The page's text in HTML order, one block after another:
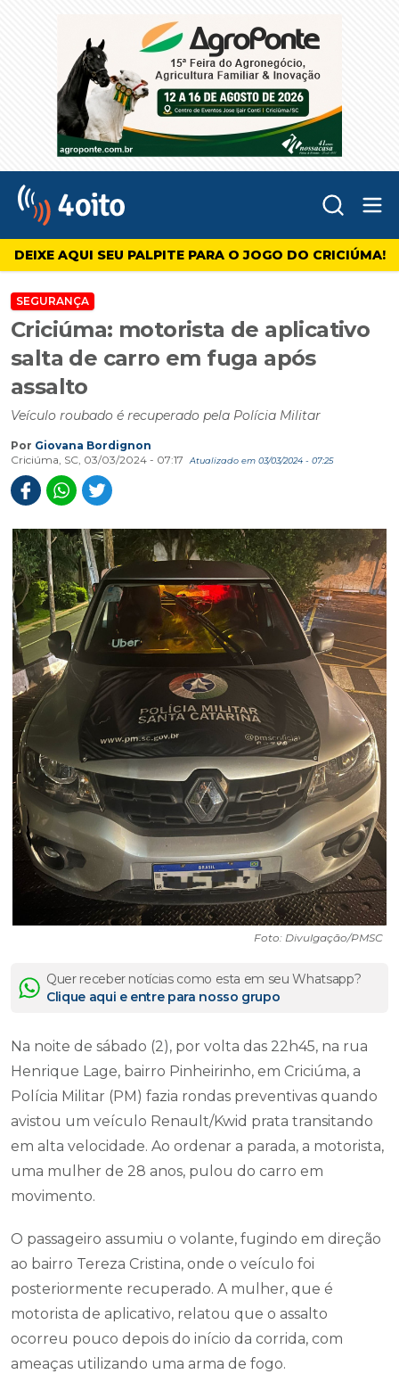
4oito
DEIXE AQUI SEU PALPITE PARA O JOGO DO CRICIÚMA!
SEGURANÇA
Criciúma: motorista de aplicativo
salta de carro em fuga após
assalto
Veículo roubado é recuperado pela Polícia Militar
Por Giovana Bordignon
Criciúma, SC, 03/03/2024 - 07:17
Atualizado em 03/03/2024 - 07:25
Foto: Divulgação/PMSC
Quer receber notícias como esta em seu Whatsapp?
Clique aqui e entre para nosso grupo
Na noite de sábado (2), por volta das 22h45, na rua
Henrique Lage, bairro Pinheirinho, em Criciúma, a
Polícia Militar (PM) fazia rondas preventivas quando
avistou um veículo Renault/Kwid prata transitando
em alta velocidade. Ao ordenar a parada, a motorista,
uma mulher de 28 anos, pulou do carro em
movimento.
O passageiro assumiu o volante, fugindo em direção
ao bairro Tereza Cristina, onde o veículo foi
posteriormente recuperado. A mulher, que é
motorista de aplicativo, relatou que o assalto
ocorreu pouco depois do início da corrida, com
ameaças utilizando uma arma de fogo.